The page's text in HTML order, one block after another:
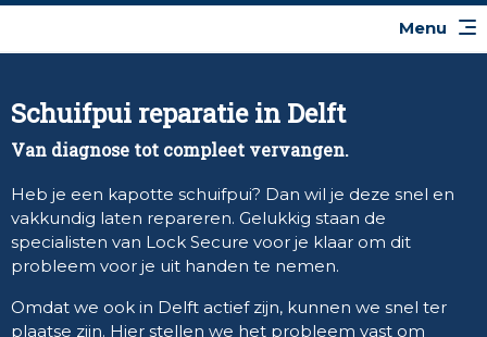
Schuifpui reparatie in Delft
Van diagnose tot compleet vervangen.
Heb je een kapotte schuifpui? Dan wil je deze snel en
vakkundig laten repareren. Gelukkig staan de
specialisten van Lock Secure voor je klaar om dit
probleem voor je uit handen te nemen.
Omdat we ook in Delft actief zijn, kunnen we snel ter
plaatse zijn. Hier stellen we het probleem vast om